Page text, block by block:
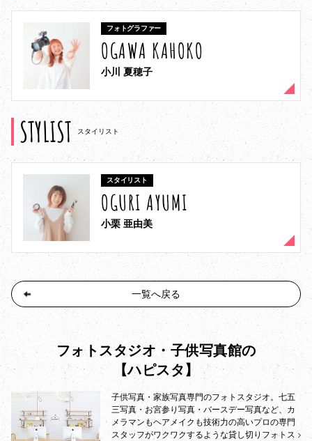
フォトグラファー
OGAWA KAHOKO
小川 夏穂子
STYLIST スタイリスト
スタイリスト
OGURI AYUMI
小栗 亜由美
一覧へ戻る
フォトスタジオ・子供写真館の
【ハピスタ】
子供写真・家族写真専門のフォトスタジオ。七五
三写真・お宮参り写真・バースデー写真など、カ
メラマンもヘアメイクも技術力の高いプロの専門
スタッフがワクワクするような貸し切りフォトス